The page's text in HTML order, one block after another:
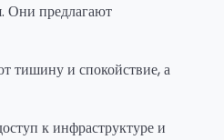
Они предлагают
тишину и спокойствие, а
к инфраструктуре и